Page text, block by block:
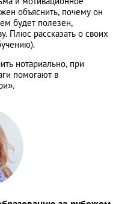
объяснить, почему он
будет полезен,
Плюс рассказать о своих
нотариально, при
помогают в